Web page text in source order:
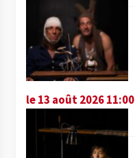
le 13 août 2026 11:00